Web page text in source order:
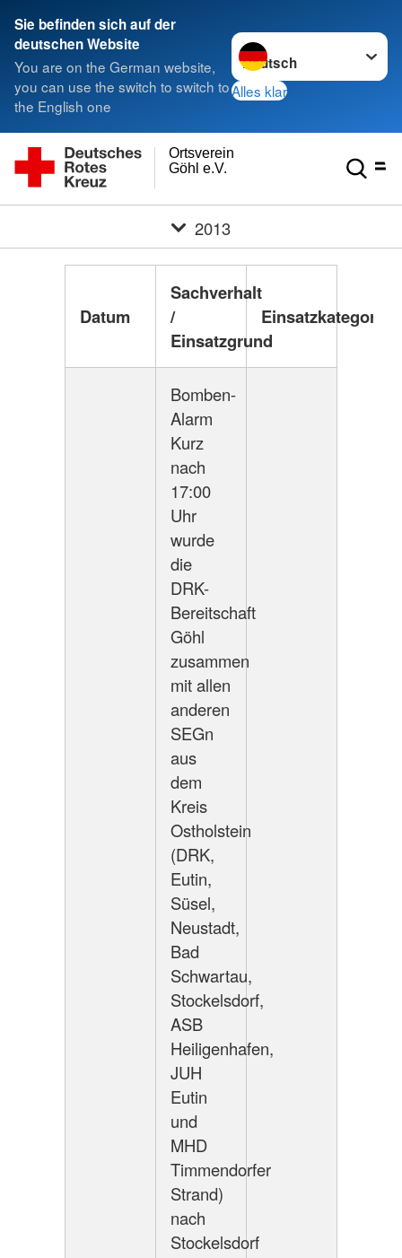
Sie befinden sich auf der
deutschen Website
You are on the German website,
you can use the switch to switch to
the English one
Sprache wechseln zu
Alles klar
Göhl e.V.
Ortsverein
2013
Datum
Sachverhalt
/
Einsatzgrund
Einsatzkategorie*
Bomben-
Alarm
Kurz
nach
17:00
Uhr
wurde
die
DRK-
Bereitschaft
Göhl
zusammen
mit allen
anderen
SEGn
aus
dem
Kreis
Ostholstein
(DRK,
Eutin,
Süsel,
Neustadt,
Bad
Schwartau,
Stockelsdorf,
ASB
Heiligenhafen,
JUH
Eutin
und
MHD
Timmendorfer
Strand)
nach
Stockelsdorf